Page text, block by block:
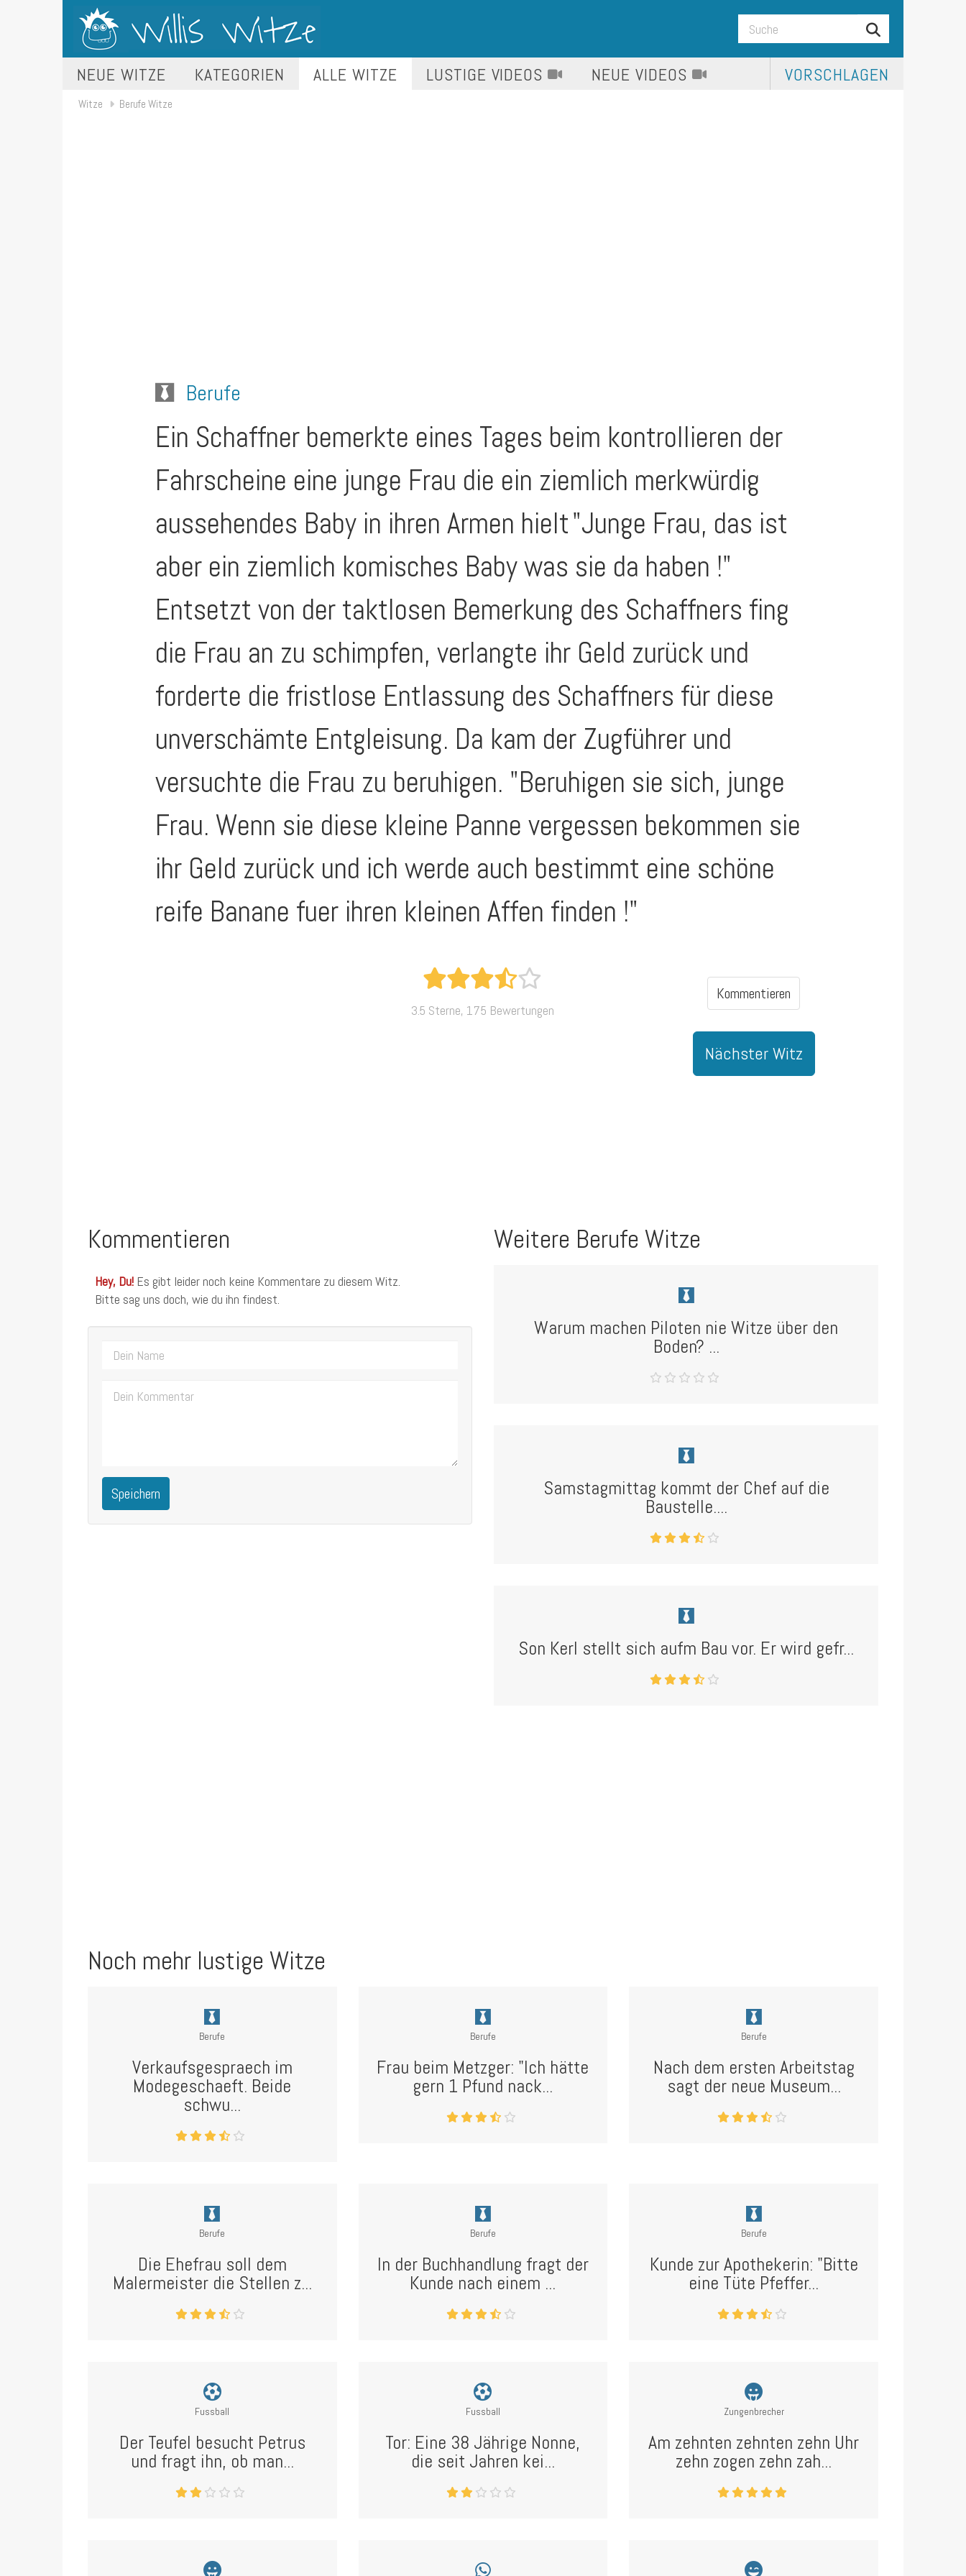
NEUE WITZE KATEGORIEN ALLE WITZE LUSTIGE VIDEOS NEUE VIDEOS VORSCHLAGEN
Witze Berufe Witze
Berufe
Ein Schaffner bemerkte eines Tages beim kontrollieren der
Fahrscheine eine junge Frau die ein ziemlich merkwürdig
aussehendes Baby in ihren Armen hielt"Junge Frau, das ist
aber ein ziemlich komisches Baby was sie da haben !"
Entsetzt von der taktlosen Bemerkung des Schaffners fing
die Frau an zu schimpfen, verlangte ihr Geld zurück und
forderte die fristlose Entlassung des Schaffners für diese
unverschämte Entgleisung. Da kam der Zugführer und
versuchte die Frau zu beruhigen. "Beruhigen sie sich, junge
Frau. Wenn sie diese kleine Panne vergessen bekommen sie
ihr Geld zurück und ich werde auch bestimmt eine schöne
reife Banane fuer ihren kleinen Affen finden !"
3.5 Sterne, 175 Bewertungen
Kommentieren
Nächster Witz
Kommentieren
Hey, Du! Es gibt leider noch keine Kommentare zu diesem Witz.
Bitte sag uns doch, wie du ihn findest.
Speichern
Weitere Berufe Witze
Warum machen Piloten nie Witze über den
Boden? ...
Samstagmittag kommt der Chef auf die
Baustelle....
Son Kerl stellt sich aufm Bau vor. Er wird gefr...
Noch mehr lustige Witze
Berufe
Verkaufsgespraech im
Modegeschaeft. Beide
schwu...
Berufe
Frau beim Metzger: "Ich hätte
gern 1 Pfund nack...
Berufe
Nach dem ersten Arbeitstag
sagt der neue Museum...
Berufe
Die Ehefrau soll dem
Malermeister die Stellen z...
Berufe
In der Buchhandlung fragt der
Kunde nach einem ...
Berufe
Kunde zur Apothekerin: "Bitte
eine Tüte Pfeffer...
Fussball
Der Teufel besucht Petrus
und fragt ihn, ob man...
Fussball
Tor: Eine 38 Jährige Nonne,
die seit Jahren kei...
Zungenbrecher
Am zehnten zehnten zehn Uhr
zehn zogen zehn zah...